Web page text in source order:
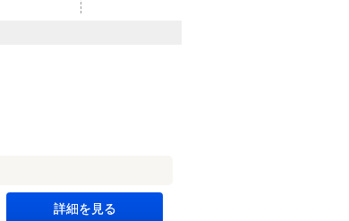
詳細を見る